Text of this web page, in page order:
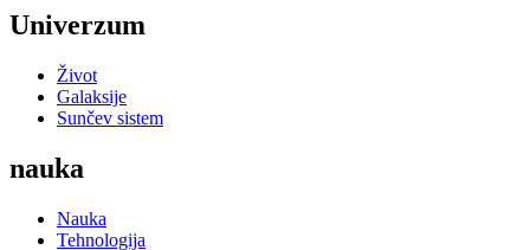
Univerzum
Život
Galaksije
Sunčev sistem
nauka
Nauka
Tehnologija